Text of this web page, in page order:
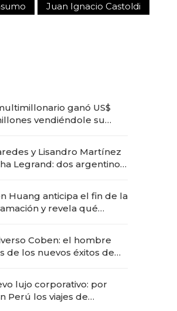
Juan Ignacio Castoldi
ganó US$
vendiéndole su
y Lisandro Martínez
Legrand: dos argentinos
Huang anticipa el fin de la
y revela qué
Coben: el hombre
de los nuevos éxitos de
lujo corporativo: por
Perú los viajes de